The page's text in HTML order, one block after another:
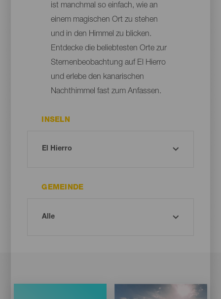
ist manchmal so einfach, wie an
einem magischen Ort zu stehen
und in den Himmel zu blicken.
Entdecke die beliebtesten Orte zur
Sternenbeobachtung auf El Hierro
und erlebe den kanarischen
Nachthimmel fast zum Anfassen.
INSELN
GEMEINDE